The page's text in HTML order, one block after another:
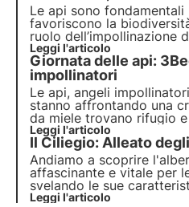
sarebbero altrimenti
Le api sono fondamentali
favoriscono la
ruolo dell’impollinazione
ortofrutticole e piante
contribuiscono
benessere dell’uomo.
Leggi l'articolo
Giornata delle api:
impollinatori
Le api, angeli
stanno affrontando una
da miele trovano rifugio
apicoltori, le api
senza eroi a sostenerle.
lasciarle più sole e
Leggi l'articolo
Il Ciliegio: Alleato
Andiamo a scoprire
affascinante e vitale per
svelando le sue
l'importanza vitale che
Leggi l'articolo